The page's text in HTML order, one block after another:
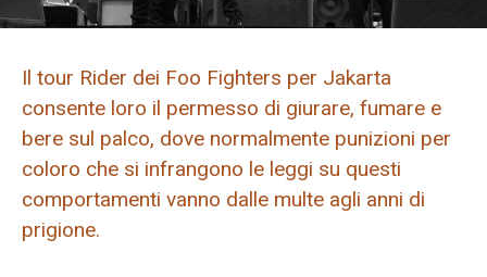
Il tour Rider dei Foo Fighters per Jakarta
consente loro il permesso di giurare, fumare e
bere sul palco, dove normalmente punizioni per
coloro che si infrangono le leggi su questi
comportamenti vanno dalle multe agli anni di
prigione.